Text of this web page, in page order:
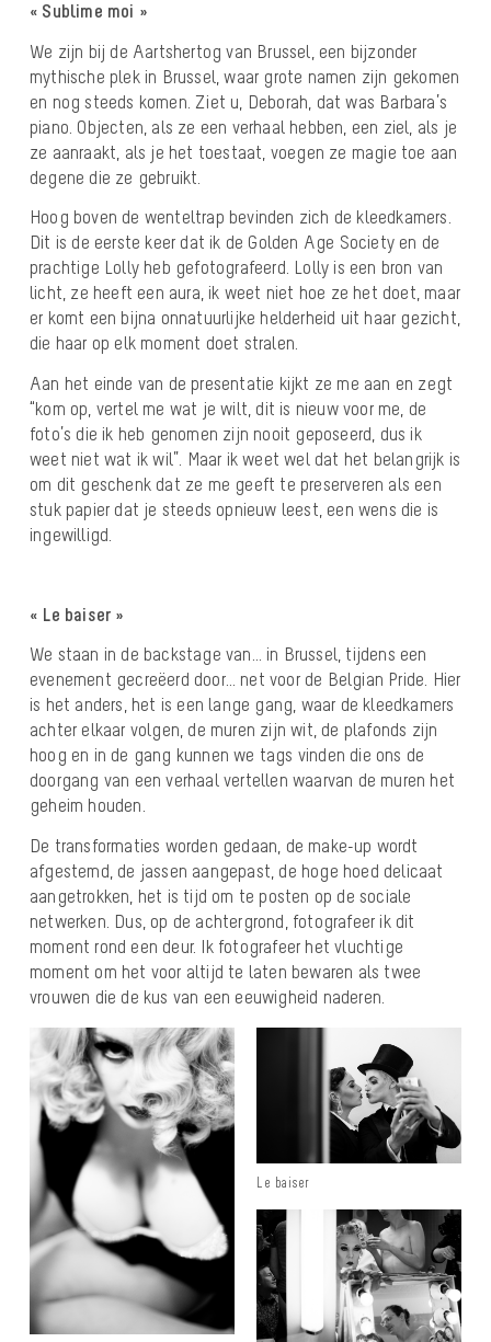
« Sublime moi »
We zijn bij de Aartshertog van Brussel, een bijzonder
mythische plek in Brussel, waar grote namen zijn gekomen
en nog steeds komen. Ziet u, Deborah, dat was Barbara’s
piano. Objecten, als ze een verhaal hebben, een ziel, als je
ze aanraakt, als je het toestaat, voegen ze magie toe aan
degene die ze gebruikt.
Hoog boven de wenteltrap bevinden zich de kleedkamers.
Dit is de eerste keer dat ik de Golden Age Society en de
prachtige Lolly heb gefotografeerd. Lolly is een bron van
licht, ze heeft een aura, ik weet niet hoe ze het doet, maar
er komt een bijna onnatuurlijke helderheid uit haar gezicht,
die haar op elk moment doet stralen.
Aan het einde van de presentatie kijkt ze me aan en zegt
“kom op, vertel me wat je wilt, dit is nieuw voor me, de
foto’s die ik heb genomen zijn nooit geposeerd, dus ik
weet niet wat ik wil”. Maar ik weet wel dat het belangrijk is
om dit geschenk dat ze me geeft te preserveren als een
stuk papier dat je steeds opnieuw leest, een wens die is
ingewilligd.
« Le baiser »
We staan in de backstage van… in Brussel, tijdens een
evenement gecreëerd door… net voor de Belgian Pride. Hier
is het anders, het is een lange gang, waar de kleedkamers
achter elkaar volgen, de muren zijn wit, de plafonds zijn
hoog en in de gang kunnen we tags vinden die ons de
doorgang van een verhaal vertellen waarvan de muren het
geheim houden.
De transformaties worden gedaan, de make-up wordt
afgestemd, de jassen aangepast, de hoge hoed delicaat
aangetrokken, het is tijd om te posten op de sociale
netwerken. Dus, op de achtergrond, fotografeer ik dit
moment rond een deur. Ik fotografeer het vluchtige
moment om het voor altijd te laten bewaren als twee
vrouwen die de kus van een eeuwigheid naderen.
Le baiser